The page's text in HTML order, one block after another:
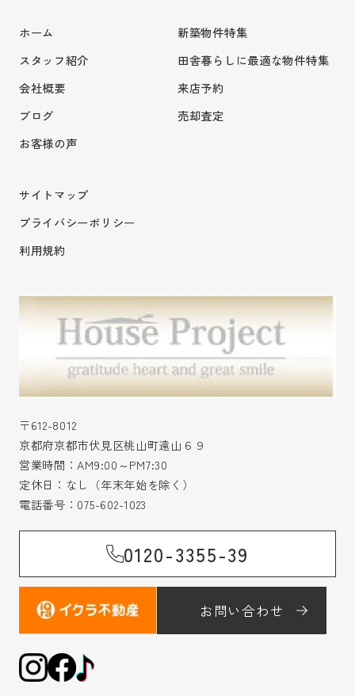
ホーム
スタッフ紹介
会社概要
ブログ
お客様の声
新築物件特集
田舎暮らしに最適な物件特集
来店予約
売却査定
サイトマップ
プライバシーポリシー
利用規約
〒612-8012
京都府京都市伏見区桃山町遠山６９
営業時間：AM9:00～PM7:30
定休日：なし（年末年始を除く）
電話番号： 075-602-1023
0120-3355-39
お問い合わせ